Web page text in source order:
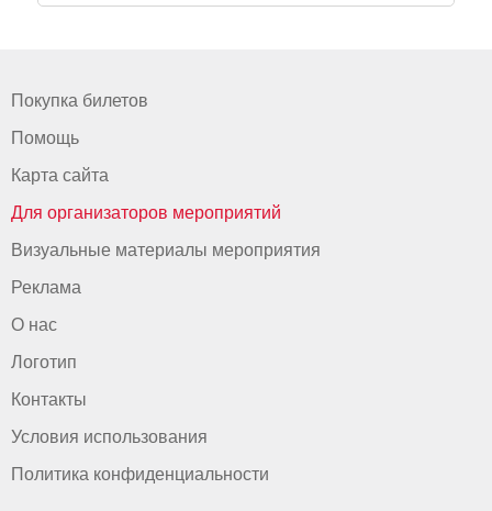
Покупка билетов
Помощь
Карта сайта
Для организаторов мероприятий
Визуальные материалы мероприятия
Реклама
О нас
Логотип
Контакты
Условия использования
Политика конфиденциальности